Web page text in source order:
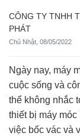
CÔNG TY TNHH
PHÁT
Chủ Nhật, 08/05/2022
Ngày nay, máy
cuộc sống và
thể không nhắc
thiết bị máy
việc bốc vác và